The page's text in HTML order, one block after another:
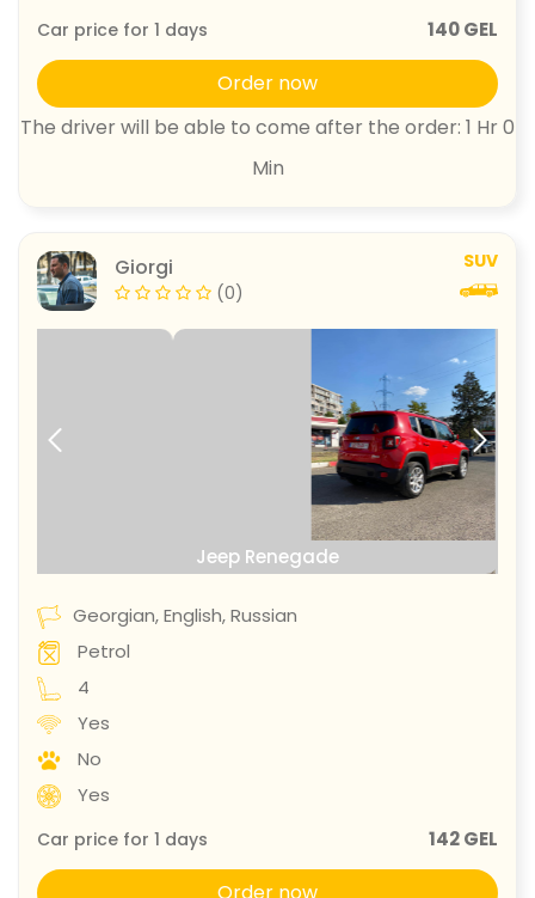
Car price for 1 days 140 GEL
Order now
The driver will be able to come after the order: 1 Hr 0
Min
Giorgi
(0)
SUV
prev next
Jeep Renegade
Georgian, English, Russian
Petrol
4
Yes
No
Yes
Car price for 1 days 142 GEL